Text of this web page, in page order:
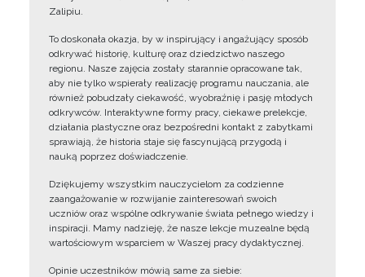
Zalipiu.
To doskonała okazja, by w inspirujący i angażujący sposób
odkrywać historię, kulturę oraz dziedzictwo naszego
regionu. Nasze zajęcia zostały starannie opracowane tak,
aby nie tylko wspierały realizację programu nauczania, ale
również pobudzały ciekawość, wyobraźnię i pasję młodych
odkrywców. Interaktywne formy pracy, ciekawe prelekcje,
działania plastyczne oraz bezpośredni kontakt z zabytkami
sprawiają, że historia staje się fascynującą przygodą i
nauką poprzez doświadczenie.
Dziękujemy wszystkim nauczycielom za codzienne
zaangażowanie w rozwijanie zainteresowań swoich
uczniów oraz wspólne odkrywanie świata pełnego wiedzy i
inspiracji. Mamy nadzieję, że nasze lekcje muzealne będą
wartościowym wsparciem w Waszej pracy dydaktycznej.
Opinie uczestników mówią same za siebie: